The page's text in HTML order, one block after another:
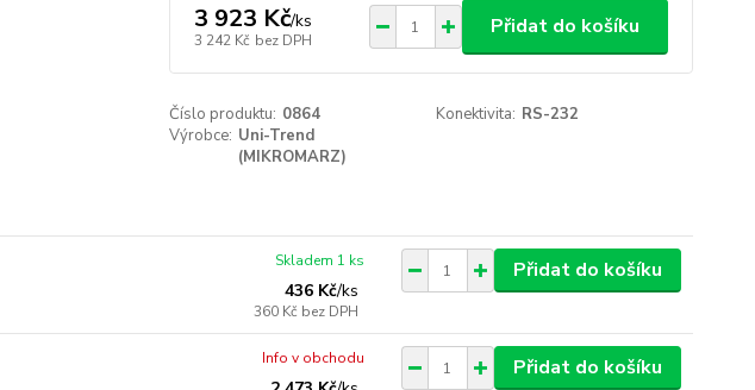
3 923 Kč/ks
3 242 Kč bez DPH
Přidat do košíku
Číslo produktu: 0864 Konektivita: RS-232
Výrobce: Uni-Trend
(MIKROMARZ)
436 Kč/ks
360 Kč bez DPH
Skladem 1 ks Přidat do košíku
Info v obchodu Přidat do košíku